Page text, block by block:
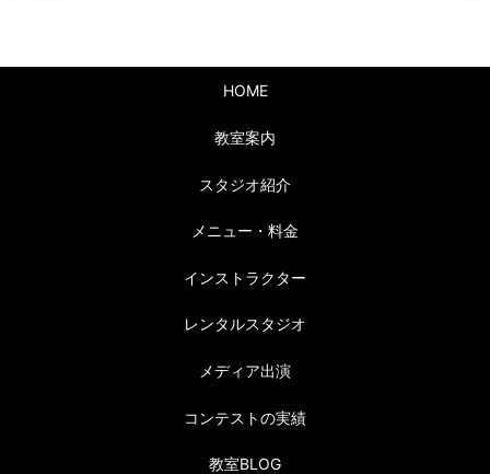
HOME
教室案内
スタジオ紹介
メニュー・料金
インストラクター
レンタルスタジオ
メディア出演
コンテストの実績
教室BLOG